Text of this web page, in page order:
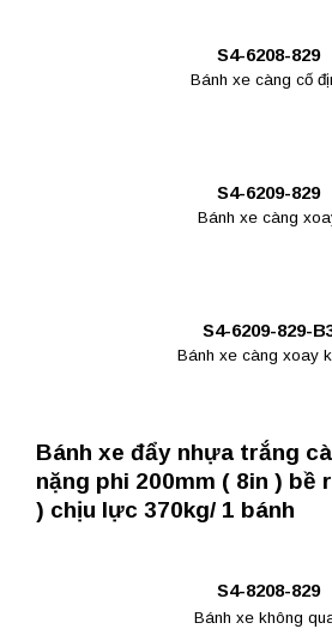
S4-6208-829
Bánh xe càng cố
S4-6209-829
Bánh xe càng
S4-6209-829-
Bánh xe càng xoay
Bánh xe đẩy nhựa trắng
nặng phi 200mm ( 8in ) bề
) chịu lực 370kg/ 1 bánh
S4-8208-829
Bánh xe không